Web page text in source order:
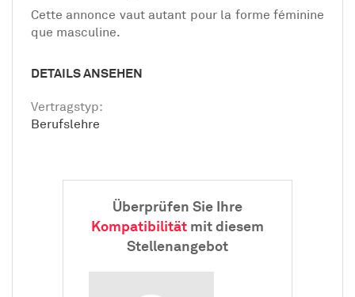
Cette annonce vaut autant pour la forme féminine
que masculine.
DETAILS ANSEHEN
Vertragstyp:
Berufslehre
Überprüfen Sie Ihre
Kompatibilität mit diesem
Stellenangebot